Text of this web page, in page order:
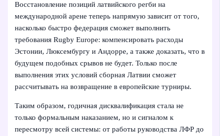
Восстановление позиций латвийского регби на
международной арене теперь напрямую зависит от того,
насколько быстро федерация сможет выполнить
требования Rugby Europe: компенсировать расходы
Эстонии, Люксембургу и Андорре, а также доказать, что в
будущем подобных срывов не будет. Только после
выполнения этих условий сборная Латвии сможет
рассчитывать на возвращение в европейские турниры.
Таким образом, годичная дисквалификация стала не
только формальным наказанием, но и сигналом к
пересмотру всей системы: от работы руководства ЛФР до